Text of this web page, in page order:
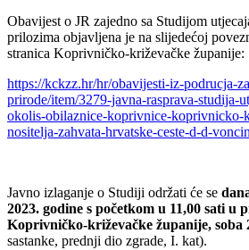
Obavijest o JR zajedno sa Studijom
prilozima objavljena je na slijedećoj
stranica Koprivničko-križevačke županije:
https://kckzz.hr/hr/obavijesti-iz-podrucja-
prirode/item/3279-javna-rasprava-studija-
okolis-obilaznice-koprivnice-koprivnicko-
nositelja-zahvata-hrvatske-ceste-d-d-
Javno izlaganje o Studiji održati će se
2023. godine s početkom u 11,00 sati u
Koprivničko-križevačke županije, soba
sastanke, prednji dio zgrade, I. kat).